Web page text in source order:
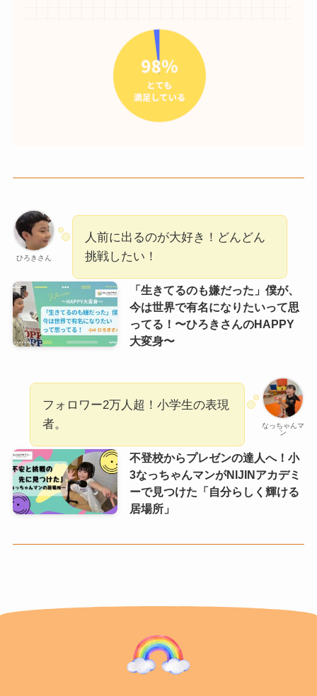
ひろきさん
人前に出るのが大好き！どんどん
挑戦したい！
「生きてるのも嫌だった」僕が、
今は世界で有名になりたいって思
ってる！〜ひろきさんのHAPPY
大変身〜
なっちゃんマ
ン
フォロワー2万人超！小学生の表現
者。
不登校からプレゼンの達人へ！小
3なっちゃんマンがNIJINアカデミ
ーで見つけた「自分らしく輝ける
居場所」